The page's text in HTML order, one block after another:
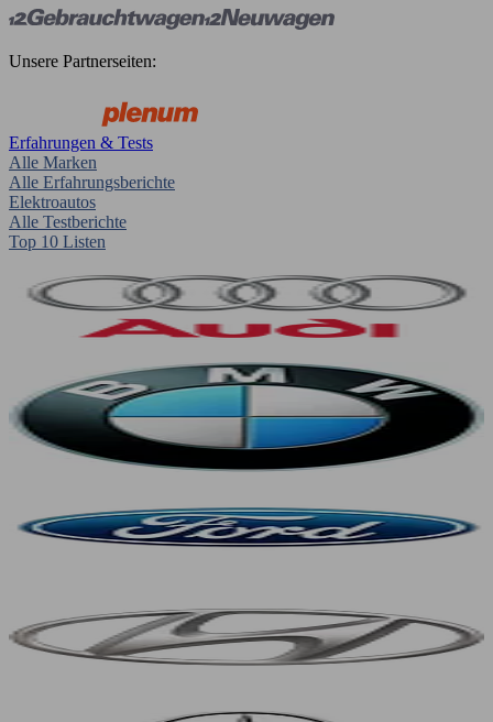
Unsere Partnerseiten:
Erfahrungen & Tests
Alle Marken
Alle Erfahrungsberichte
Elektroautos
Alle Testberichte
Top 10 Listen